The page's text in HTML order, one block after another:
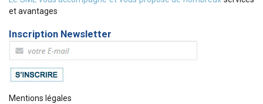
et avantages
Inscription Newsletter
Mentions légales